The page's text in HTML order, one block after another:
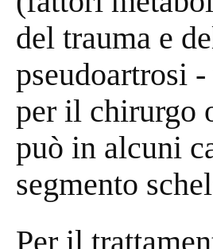
del trauma e
pseudoartrosi
per il chirurgo
può in alcuni
segmento
Per il